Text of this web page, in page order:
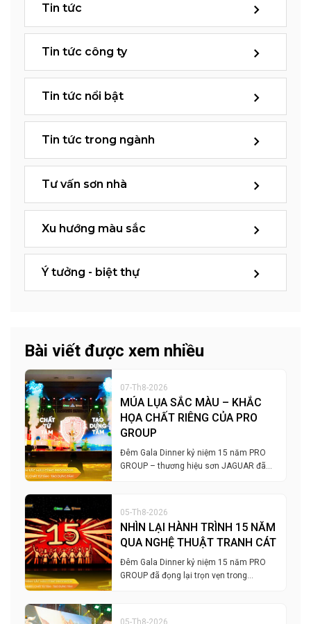
Tin tức
Tin tức công ty
Tin tức nổi bật
Tin tức trong ngành
Tư vấn sơn nhà
Xu hướng màu sắc
Ý tưởng - biệt thự
Bài viết được xem nhiều
07-Th8-2026
MÚA LỤA SẮC MÀU – KHẮC
HỌA CHẤT RIÊNG CỦA PRO
GROUP
Đêm Gala Dinner kỷ niệm 15 năm PRO
GROUP – thương hiệu sơn JAGUAR đã…
05-Th8-2026
NHÌN LẠI HÀNH TRÌNH 15 NĂM
QUA NGHỆ THUẬT TRANH CÁT
Đêm Gala Dinner kỷ niệm 15 năm PRO
GROUP đã đọng lại trọn vẹn trong…
05-Th8-2026